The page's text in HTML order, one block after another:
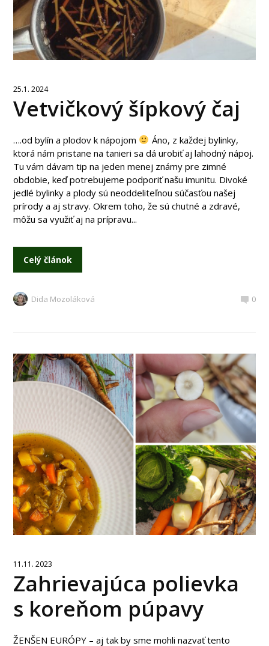
25.1. 2024
Vetvičkový šípkový čaj
….od bylín a plodov k nápojom
Áno, z každej bylinky,
ktorá nám pristane na tanieri sa dá urobiť aj lahodný nápoj.
Tu vám dávam tip na jeden menej známy pre zimné
obdobie, keď potrebujeme podporiť našu imunitu. Divoké
jedlé bylinky a plody sú neoddeliteľnou súčasťou našej
prírody a aj stravy. Okrem toho, že sú chutné a zdravé,
môžu sa využiť aj na prípravu...
Celý článok
Dida Mozoláková 0
11.11. 2023
Zahrievajúca polievka
s koreňom púpavy
ŽENŠEN EURÓPY – aj tak by sme mohli nazvať tento